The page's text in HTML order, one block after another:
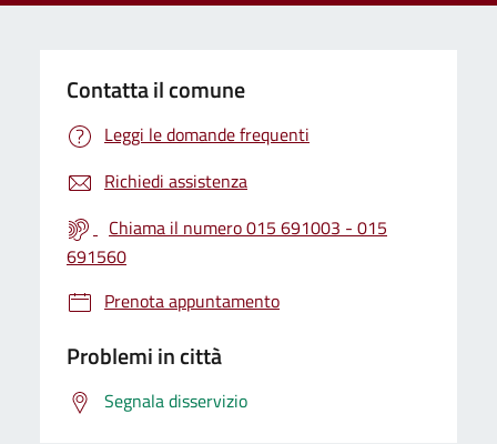
Contatta il comune
Leggi le domande frequenti
Richiedi assistenza
Chiama il numero 015 691003 - 015
691560
Prenota appuntamento
Problemi in città
Segnala disservizio